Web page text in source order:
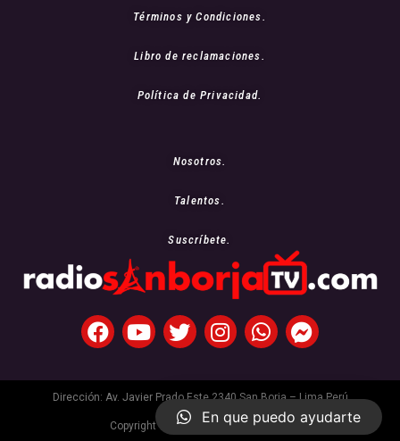
Términos y Condiciones.
Libro de reclamaciones.
Política de Privacidad.
Nosotros.
Talentos.
Suscríbete.
Dirección: Av. Javier Prado Este 2340 San Borja – Lima Perú
Copyright © 2021 Radio San Borja Tv
En que puedo ayudarte